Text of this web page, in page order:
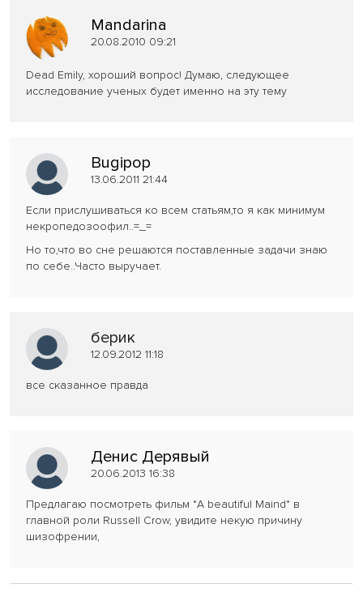
Mandarina
20.08.2010 09:21
Dead Emily, хороший вопрос! Думаю, следующее
исследование ученых будет именно на эту тему
Bugipop
13.06.2011 21:44
Если прислушиваться ко всем статьям,то я как минимум
некропедозоофил..=_=
Но то,что во сне решаются поставленные задачи знаю
по себе..Часто выручает.
берик
12.09.2012 11:18
все сказанное правда
Денис Дерявый
20.06.2013 16:38
Предлагаю посмотреть фильм *A beautiful Maind* в
главной роли Russell Crow, увидите некую причину
шизофрении,